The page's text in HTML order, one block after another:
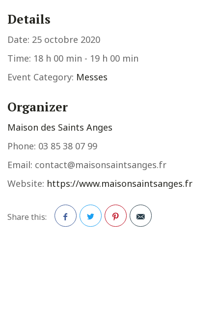
Details
Date: 25 octobre 2020
Time: 18 h 00 min - 19 h 00 min
Event Category: Messes
Organizer
Maison des Saints Anges
Phone: 03 85 38 07 99
Email: contact@maisonsaintsanges.fr
Website: https://www.maisonsaintsanges.fr
Share this: